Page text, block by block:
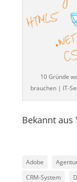
10 Gründe
brauchen | IT-
Bekannt aus
Adobe
CRM-System